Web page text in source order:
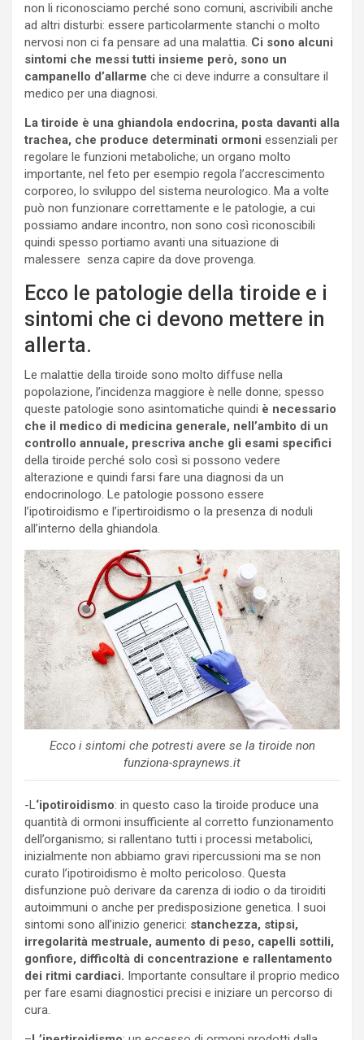
non li riconosciamo perché sono comuni, ascrivibili anche
ad altri disturbi: essere particolarmente stanchi o molto
nervosi non ci fa pensare ad una malattia. Ci sono alcuni
sintomi che messi tutti insieme però, sono un
campanello d’allarme che ci deve indurre a consultare il
medico per una diagnosi.
La tiroide è una ghiandola endocrina, posta davanti alla
trachea, che produce determinati ormoni essenziali per
regolare le funzioni metaboliche; un organo molto
importante, nel feto per esempio regola l’accrescimento
corporeo, lo sviluppo del sistema neurologico. Ma a volte
può non funzionare correttamente e le patologie, a cui
possiamo andare incontro, non sono così riconoscibili
quindi spesso portiamo avanti una situazione di
malessere senza capire da dove provenga.
Ecco le patologie della tiroide e i
sintomi che ci devono mettere in
allerta.
Le malattie della tiroide sono molto diffuse nella
popolazione, l’incidenza maggiore è nelle donne; spesso
queste patologie sono asintomatiche quindi è necessario
che il medico di medicina generale, nell’ambito di un
controllo annuale, prescriva anche gli esami specifici
della tiroide perché solo così si possono vedere
alterazione e quindi farsi fare una diagnosi da un
endocrinologo. Le patologie possono essere
l’ipotiroidismo e l’ipertiroidismo o la presenza di noduli
all’interno della ghiandola.
Ecco i sintomi che potresti avere se la tiroide non
funziona-spraynews.it
-L ‘ipotiroidismo: in questo caso la tiroide produce una
quantità di ormoni insufficiente al corretto funzionamento
dell’organismo; si rallentano tutti i processi metabolici,
inizialmente non abbiamo gravi ripercussioni ma se non
curato l’ipotiroidismo è molto pericoloso. Questa
disfunzione può derivare da carenza di iodio o da tiroiditi
autoimmuni o anche per predisposizione genetica. I suoi
sintomi sono all’inizio generici: stanchezza, stipsi,
irregolarità mestruale, aumento di peso, capelli sottili,
gonfiore, difficoltà di concentrazione e rallentamento
dei ritmi cardiaci. Importante consultare il proprio medico
per fare esami diagnostici precisi e iniziare un percorso di
cura.